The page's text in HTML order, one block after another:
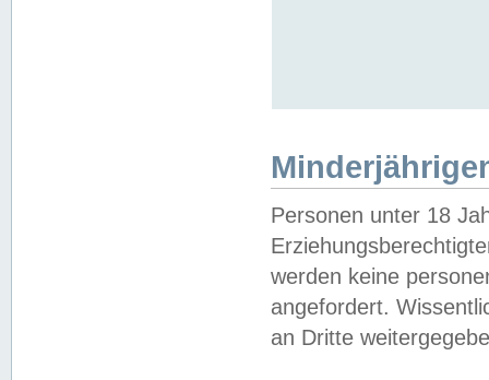
Personen unter 18
werden keine
angefordert.
an Dritte